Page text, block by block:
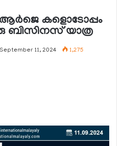
കളൊടോപ്പം
ബിസിനസ് യാത്ര
September 11, 2024 1,275